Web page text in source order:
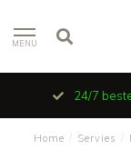
MENU
24/7
Home Servies